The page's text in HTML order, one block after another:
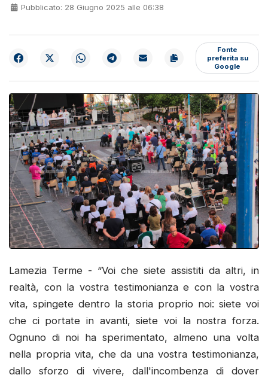
Pubblicato: 28 Giugno 2025 alle 06:38
Fonte
preferita su
Google
Lamezia Terme - “Voi che siete assistiti da altri, in
realtà, con la vostra testimonianza e con la vostra
vita, spingete dentro la storia proprio noi: siete voi
che ci portate in avanti, siete voi la nostra forza.
Ognuno di noi ha sperimentato, almeno una volta
nella propria vita, che da una vostra testimonianza,
dallo sforzo di vivere, dall'incombenza di dover